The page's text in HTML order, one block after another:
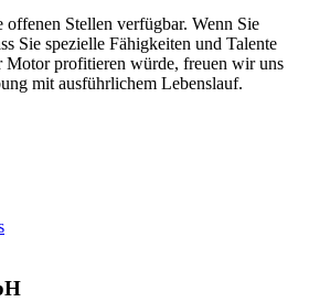
offenen Stellen verfügbar. Wenn Sie
Sie spezielle Fähigkeiten und Talente
Motor profitieren würde, freuen wir uns
mit ausführlichem Lebenslauf.